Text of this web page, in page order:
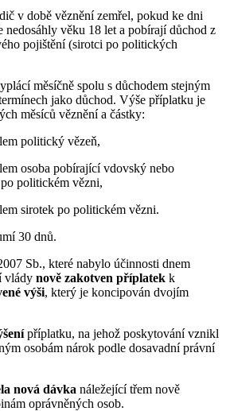
v době věznění zemřel, pokud ke dni
nedosáhly věku 18 let a pobírají důchod z
pojištění (sirotci po politických
měsíčně spolu s důchodem stejným
jako důchod. Výše příplatku je
měsíců věznění a částky:
politický vězeň,
osoba pobírající vdovský nebo
politickém vězni,
sirotek po politickém vězni.
30 dnů.
Sb., které nabylo účinnosti dnem
vlády nově zakotven příplatek k
výši, který je koncipován dvojím
příplatku, na jehož poskytování vznikl
osobám nárok podle dosavadní právní
nová dávka náležející třem nově
oprávněných osob.